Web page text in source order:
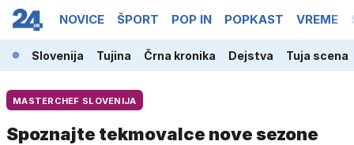
NOVICE ŠPORT POP IN POPKAST VREME
Slovenija Tujina Črna kronika Dejstva Tuja scena
MASTERCHEF SLOVENIJA
Spoznajte tekmovalce nove sezone